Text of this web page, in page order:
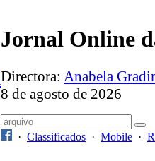
Jornal Online
Directora: Anabela
8 de agosto de 2026
· Classificados · Mobile ·